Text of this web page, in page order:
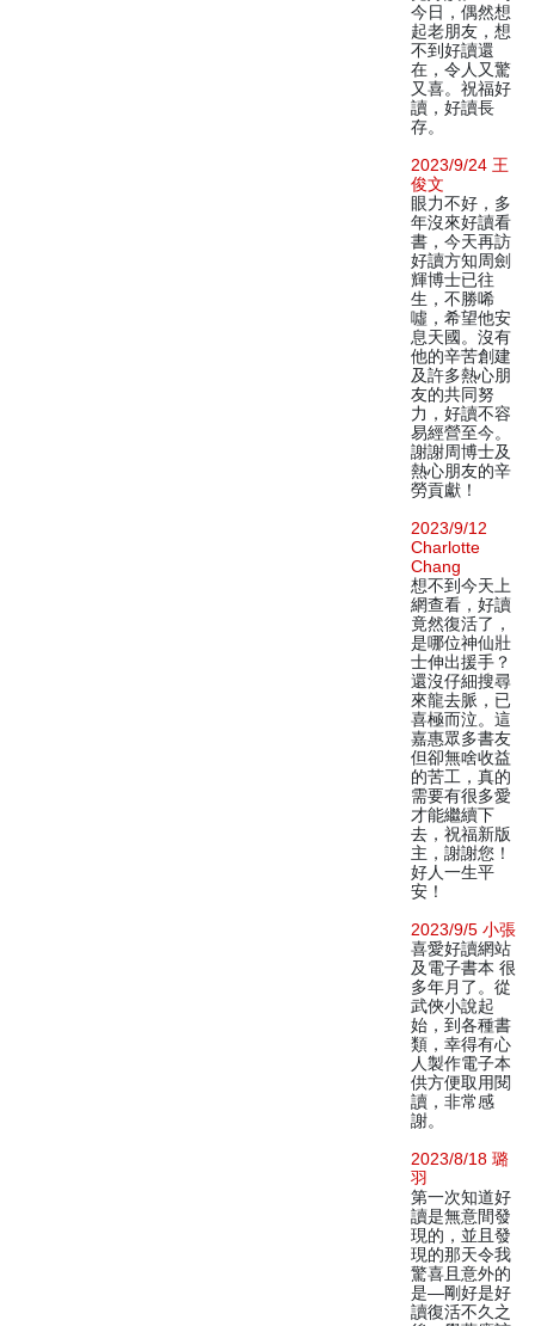
今日，偶然想
起老朋友，想
不到好讀還
在，令人又驚
又喜。祝福好
讀，好讀長
存。
2023/9/24 王
俊文
眼力不好，多
年沒來好讀看
書，今天再訪
好讀方知周劍
輝博士已往
生，不勝唏
噓，希望他安
息天國。沒有
他的辛苦創建
及許多熱心朋
友的共同努
力，好讀不容
易經營至今。
謝謝周博士及
熱心朋友的辛
勞貢獻！
2023/9/12
Charlotte
Chang
想不到今天上
網查看，好讀
竟然復活了，
是哪位神仙壯
士伸出援手？
還沒仔細搜尋
來龍去脈，已
喜極而泣。這
嘉惠眾多書友
但卻無啥收益
的苦工，真的
需要有很多愛
才能繼續下
去，祝福新版
主，謝謝您！
好人一生平
安！
2023/9/5 小張
喜愛好讀網站
及電子書本 很
多年月了。從
武俠小說起
始，到各種書
類，幸得有心
人製作電子本
供方便取用閱
讀，非常感
謝。
2023/8/18 璐
羽
第一次知道好
讀是無意間發
現的，並且發
現的那天令我
驚喜且意外的
是—剛好是好
讀復活不久之